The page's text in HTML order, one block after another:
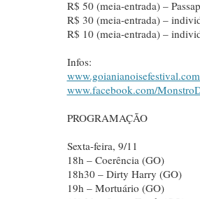
R$ 50 (meia-entrada) –
R$ 30 (meia-entrada) –
R$ 10 (meia-entrada) –
Infos:
www.facebook.com/
PROGRAMAÇÃO
Sexta-feira, 9/11
18h – Coerência (GO)
18h30 – Dirty Harry (GO)
19h – Mortuário (GO)